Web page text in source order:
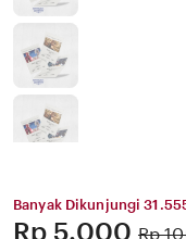
Banyak Dikunjungi
Price:
Rp 5.000 Rp